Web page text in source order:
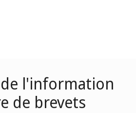
l'information
de brevets